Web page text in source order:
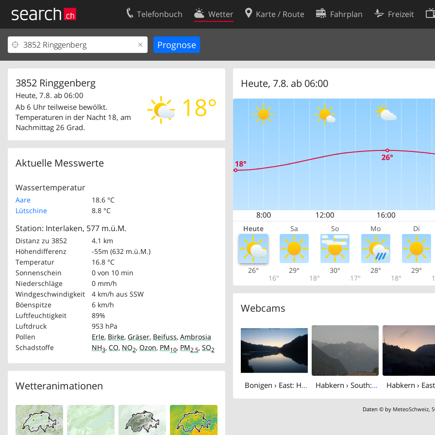
Telefonbuch Wetter Karte / Route Fahrplan Freizeit
3852 Ringgenberg
18°
Heute, 7.8. ab 06:00
Ab 6 Uhr teilweise bewölkt.
Temperaturen in der Nacht 18, am
Nachmittag 26 Grad.
Aktuelle Messwerte
Wassertemperatur
Aare
18.6 °C
Lütschine
8.8 °C
Station: Interlaken, 577 m.ü.M.
Distanz zu 3852
4.1 km
Höhendifferenz
-55m (632 m.ü.M.)
Temperatur
16.8 °C
Sonnenschein
0 von 10 min
Niederschläge
0 mm/h
Windgeschwindigkeit
4 km/h aus SSW
Böenspitze
6 km/h
Luftfeuchtigkeit
89%
Luftdruck
953 hPa
Pollen
Erle, Birke, Gräser, Beifuss, Ambrosia
Schadstoffe
NH3, CO, NO2, Ozon, PM10, PM2.5, SO2
Wetteranimationen
Heute, 7.8. ab 06:00
Heute Sa So Mo Di
26°
16°
29°
18°
30°
17°
28°
18°
29°
Webcams
Bonigen › East: Hotel Seiler au Lac Habkern › South: Harder Kulm - Lake Thun
Daten © by MeteoSchweiz,
Ihr Eintrag
Kundencenter Geschäftskunden
Kontakt
Nutzungsbedingungen
Cookie-Einstellungen